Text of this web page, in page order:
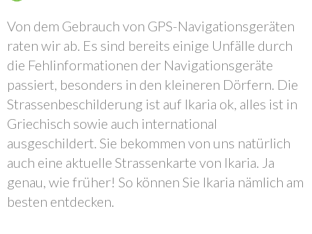
Von dem Gebrauch von GPS-Navigationsgeräten
raten wir ab. Es sind bereits einige Unfälle durch
die Fehlinformationen der Navigationsgeräte
passiert, besonders in den kleineren Dörfern. Die
Strassenbeschilderung ist auf Ikaria ok, alles ist in
Griechisch sowie auch international
ausgeschildert. Sie bekommen von uns natürlich
auch eine aktuelle Strassenkarte von Ikaria. Ja
genau, wie früher! So können Sie Ikaria nämlich am
besten entdecken.